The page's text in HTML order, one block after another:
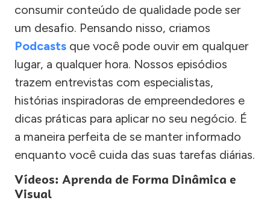
consumir conteúdo de qualidade pode ser
um desafio. Pensando nisso, criamos
Podcasts que você pode ouvir em qualquer
lugar, a qualquer hora. Nossos episódios
trazem entrevistas com especialistas,
histórias inspiradoras de empreendedores e
dicas práticas para aplicar no seu negócio. É
a maneira perfeita de se manter informado
enquanto você cuida das suas tarefas diárias.
Vídeos: Aprenda de Forma Dinâmica e
Visual